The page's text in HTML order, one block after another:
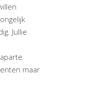
Jullie
maar